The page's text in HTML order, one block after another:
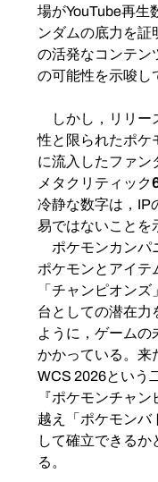
場がYouTube再生
ンダムの底力を証
の活発なコンテン
の可能性を示唆し
しかし，リリー
性と限られたポケ
に流入したファン
メタクリティック
冷静な数字は，IP
易ではないことを
ポケモンカンパ
ポケモンとアイテ
「チャンピオン
台としての潜在力
ように，ゲームの
かかっている。来
WCS 2026という
『ポケモンチャ
越え「ポケモンバ
して確立できる
る。